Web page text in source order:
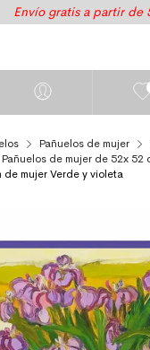
Envío gratis a partir de
Pañuelos de mujer
Pañuelos de mujer de 52x 52
de mujer Verde y violeta